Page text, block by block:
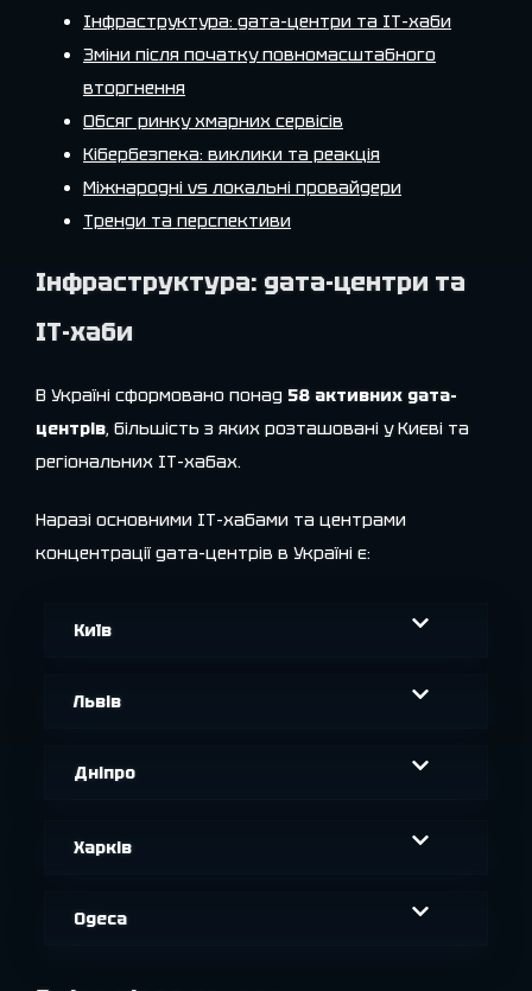
Інфраструктура: дата-центри та ІТ-хаби
Зміни після початку повномасштабного
вторгнення
Обсяг ринку хмарних сервісів
Кібербезпека: виклики та реакція
Міжнародні vs локальні провайдери
Тренди та перспективи
Інфраструктура: дата-центри та
ІТ-хаби
В Україні сформовано понад 58 активних дата-
центрів, більшість з яких розташовані у Києві та
регіональних ІТ-хабах.
Наразі основними ІТ-хабами та центрами
концентрації дата-центрів в Україні є:
Київ
Львів
Дніпро
Харків
Одеса